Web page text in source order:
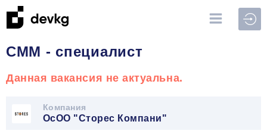
СММ - специалист
Данная вакансия не актуальна.
Компания
ОсОО "Сторес Компани"